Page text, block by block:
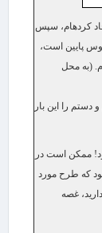
کرده​ام، سپس
پایین است،
(به محل
دستم را این بار
ممکن است در
که طرح مورد
غصه